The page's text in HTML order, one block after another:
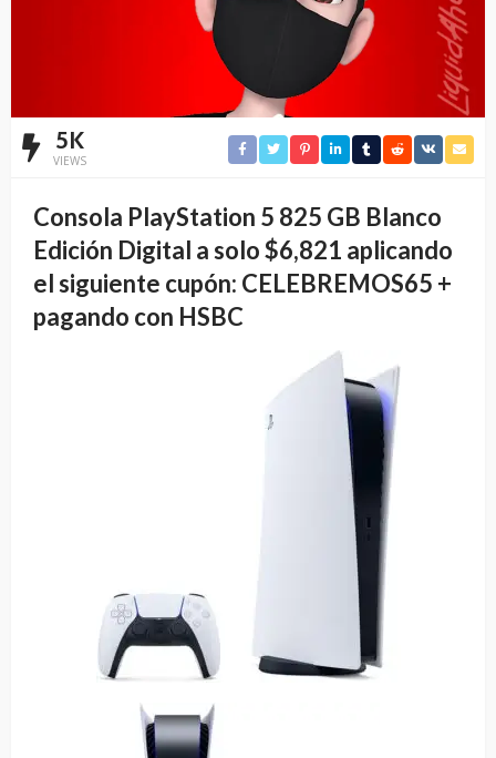
5K
VIEWS
Consola PlayStation 5 825 GB Blanco
Edición Digital a solo $6,821 aplicando
el siguiente cupón: CELEBREMOS65 +
pagando con HSBC